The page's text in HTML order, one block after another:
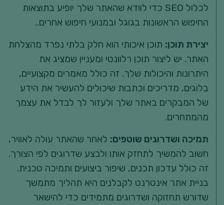
לכלול SEO כדי לוודא שהאתר שלך יופיע בתוצאות
החיפוש הראשונות בגוגל ובמנועי חיפוש אחרים..
יצירת תוכן: תוכן איכותי הוא חלק בלתי נפרד מהצלחת
האתר. יש ליצור תוכן רלוונטי ומעניין שמציג את
היתרונות והיכולות שלך. זה כולל מאמרים מקצועיים,
בלוגים, מדריכים וכתבות שיכולים להעשיר את הידע
של המבקרים באתר שלך ולעזור לך לבדל את עצמך
מהמתחרים.
תמיכה ושדרוגים שוטפים: לאחר שהאתר עולה לאוויר,
חשוב להמשיך לתחזק אותו ולבצע שדרוגים לפי הצורך.
זה כולל עדכון תכנים, שיפור ביצועים ותמיכה טכנית.
בניית אתר אינטרנט לקבלנים היא תהליך מתמשך
שדורש תחזוקה ושדרוגים מתמידים כדי להישאר